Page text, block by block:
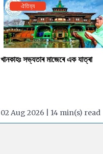
ঐতিহ্য
খানকাহঃ সভ্যতাৰ মাজেৰে এক যাত্ৰা
02 Aug 2026 | 14 min(s) read